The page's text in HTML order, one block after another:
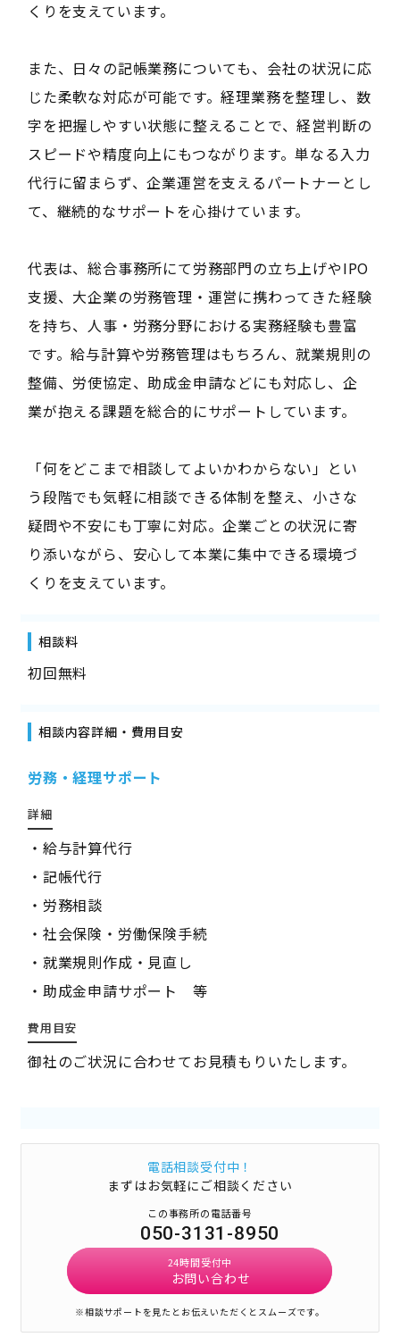
くりを支えています。
また、日々の記帳業務についても、会社の状況に応
じた柔軟な対応が可能です。経理業務を整理し、数
字を把握しやすい状態に整えることで、経営判断の
スピードや精度向上にもつながります。単なる入力
代行に留まらず、企業運営を支えるパートナーとし
て、継続的なサポートを心掛けています。
代表は、総合事務所にて労務部門の立ち上げやIPO
支援、大企業の労務管理・運営に携わってきた経験
を持ち、人事・労務分野における実務経験も豊富
です。給与計算や労務管理はもちろん、就業規則の
整備、労使協定、助成金申請などにも対応し、企
業が抱える課題を総合的にサポートしています。
「何をどこまで相談してよいかわからない」とい
う段階でも気軽に相談できる体制を整え、小さな
疑問や不安にも丁寧に対応。企業ごとの状況に寄
り添いながら、安心して本業に集中できる環境づ
くりを支えています。
相談料
初回無料
相談内容詳細・費用目安
労務・経理サポート
詳細
・給与計算代行
・記帳代行
・労務相談
・社会保険・労働保険手続
・就業規則作成・見直し
・助成金申請サポート 等
費用目安
御社のご状況に合わせてお見積もりいたします。
電話相談受付中！
まずはお気軽にご相談ください
この事務所の電話番号
050-3131-8950
24時間受付中
お問い合わせ
※相談サポートを見たとお伝えいただくとスムーズです。